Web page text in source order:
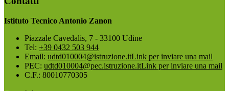
Istituto Tecnico Antonio Zanon
Piazzale Cavedalis, 7 - 33100 Udine
Tel: +39 0432 503 944
Email: udtd010004@istruzione.itLink per inviare una mail
PEC: udtd010004@pec.istruzione.itLink per inviare una mail
C.F.: 80010770305